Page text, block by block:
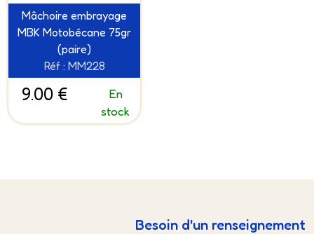
Mâchoire embrayage
MBK Motobécane 75gr
(paire)
Réf : MM228
9.00 €
En
stock
Besoin d'un renseignement